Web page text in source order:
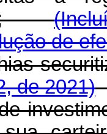
de
de 2021)